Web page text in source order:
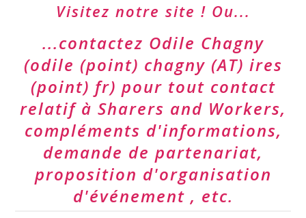
Visitez notre site ! Ou...
...contactez Odile Chagny
(odile (point) chagny (AT) ires
(point) fr) pour tout contact
relatif à Sharers and Workers,
compléments d'informations,
demande de partenariat,
proposition d'organisation
d'événement , etc.